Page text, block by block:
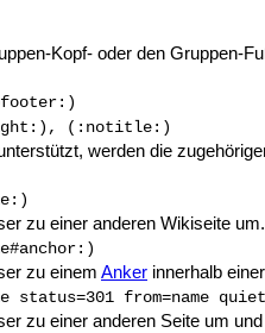
Kopf- oder den Gruppen-
(:notitle:)
werden die
zu einer anderen Wikiseite um.
zu einem Anker innerhalb
status=301 from=name
zu einer anderen Seite um